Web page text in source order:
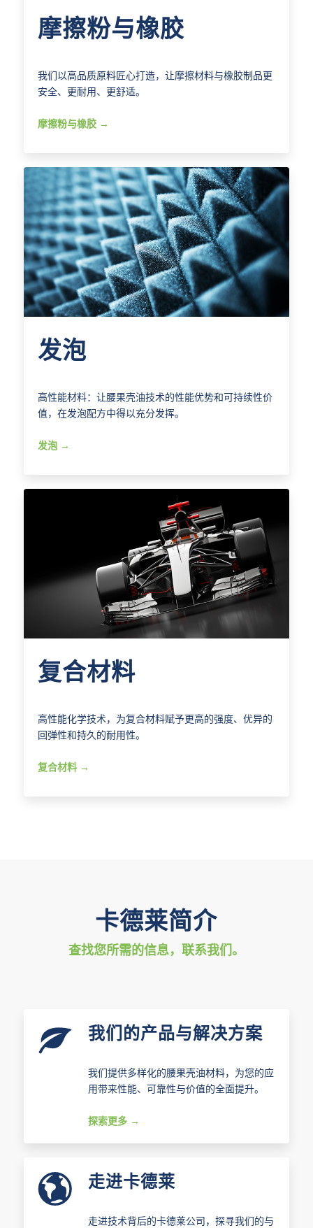
摩擦粉与橡胶
我们以高品质原料匠心打造，让摩擦材料与橡胶制品更
安全、更耐用、更舒适。
摩擦粉与橡胶
发泡
高性能材料：让腰果壳油技术的性能优势和可持续性价
值，在发泡配方中得以充分发挥。
发泡
复合材料
高性能化学技术，为复合材料赋予更高的强度、优异的
回弹性和持久的耐用性。
复合材料
卡德莱简介
查找您所需的信息，联系我们。
我们的产品与解决方案
我们提供多样化的腰果壳油材料，为您的应
用带来性能、可靠性与价值的全面提升。
探索更多
走进卡德莱
走进技术背后的卡德莱公司，探寻我们的与